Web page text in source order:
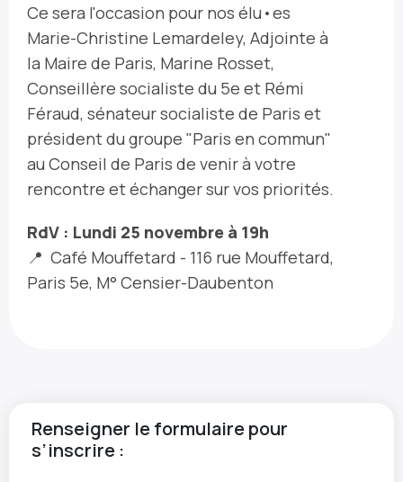
Ce sera l'occasion pour nos élu•es
Marie-Christine Lemardeley, Adjointe à
la Maire de Paris, Marine Rosset,
Conseillère socialiste du 5e et Rémi
Féraud, sénateur socialiste de Paris et
président du groupe "Paris en commun"
au Conseil de Paris de venir à votre
rencontre et échanger sur vos priorités.
RdV : Lundi 25 novembre à 19h
📍 Café Mouffetard - 116 rue Mouffetard,
Paris 5e, M° Censier-Daubenton
Renseigner le formulaire pour
s’inscrire :